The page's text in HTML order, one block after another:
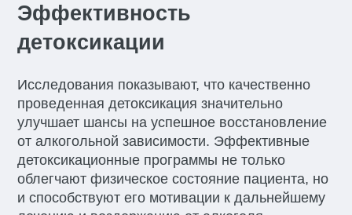
Эффективность
детоксикации
Исследования показывают, что качественно
проведенная детоксикация значительно
улучшает шансы на успешное восстановление
от алкогольной зависимости. Эффективные
детоксикационные программы не только
облегчают физическое состояние пациента, но
и способствуют его мотивации к дальнейшему